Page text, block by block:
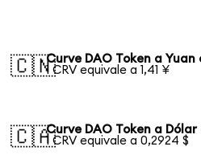
🇨🇳Curve DAO Token a Yuan
1 CRV equivale a 1,41 ¥
🇨🇦Curve DAO Token a
1 CRV equivale a 0,2924 $